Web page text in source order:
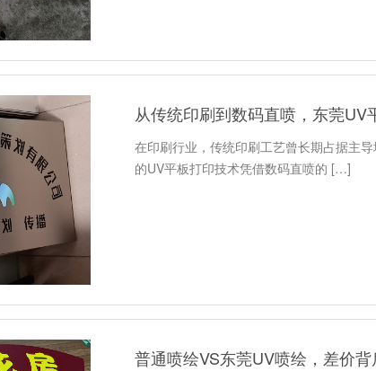
从传统印刷到数码直喷，东莞UV
在印刷行业，传统印刷工艺曾长期占据主
的UV平板打印技术凭借数码直喷的 […]
普通喷绘VS东莞UV喷绘，差价背